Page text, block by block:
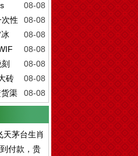
？
08-08
核实力全
08-08
性
暴正统"的
08-08
种口味！
08-08
能坚持多
08-08
中解释得
08-08
砖
08-08
渠
天茅台生肖
付款，贵